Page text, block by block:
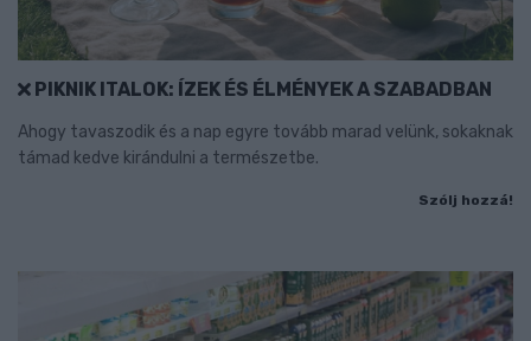
PIKNIK ITALOK: ÍZEK ÉS ÉLMÉNYEK A SZABADBAN
Ahogy tavaszodik és a nap egyre tovább marad velünk, sokaknak
támad kedve kirándulni a természetbe.
Szólj hozzá!